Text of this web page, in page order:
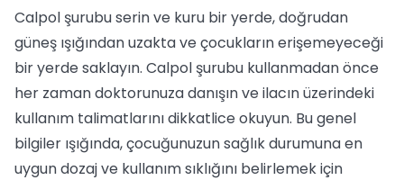
Calpol şurubu serin ve kuru bir yerde, doğrudan
güneş ışığından uzakta ve çocukların erişemeyeceği
bir yerde saklayın. Calpol şurubu kullanmadan önce
her zaman doktorunuza danışın ve ilacın üzerindeki
kullanım talimatlarını dikkatlice okuyun. Bu genel
bilgiler ışığında, çocuğunuzun sağlık durumuna en
uygun dozaj ve kullanım sıklığını belirlemek için